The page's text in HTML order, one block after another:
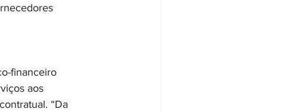
financeiro
aos
“Da